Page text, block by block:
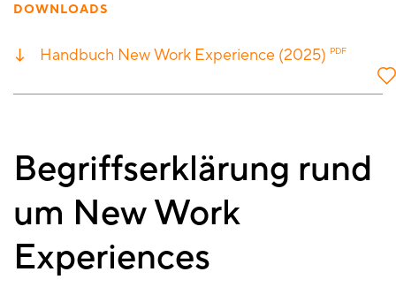
DOWNLOADS
Handbuch New Work Experience (2025) PDF
Begriffserklärung rund
um New Work
Experiences